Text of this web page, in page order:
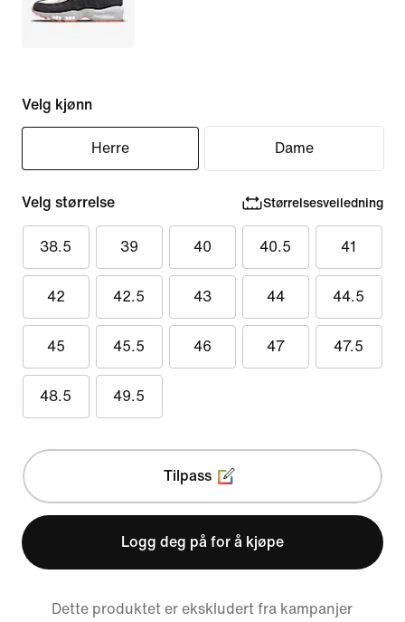
Velg kjønn
Herre Dame
Velg størrelse Størrelsesveiledning
38.5 39 40 40.5 41
42 42.5 43 44 44.5
45 45.5 46 47 47.5
48.5 49.5
Tilpass
Logg deg på for å kjøpe
Dette produktet er ekskludert fra kampanjer